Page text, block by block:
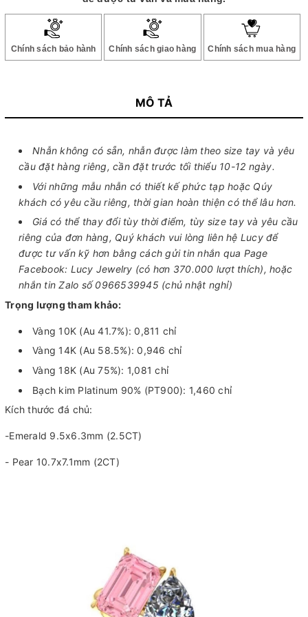
Chính sách bảo hành Chính sách giao hàng Chính sách mua hàng
MÔ TẢ
Nhẫn không có sẵn, nhẫn được làm theo size tay và yêu
cầu đặt hàng riêng, cần đặt trước tối thiểu 10-12 ngày.
Với những mẫu nhẫn có thiết kế phức tạp hoặc Qúy
khách có yêu cầu riêng, thời gian hoàn thiện có thể lâu hơn.
Giá có thể thay đổi tùy thời điểm, tùy size tay và yêu cầu
riêng của đơn hàng, Quý khách vui lòng liên hệ Lucy để
được tư vấn kỹ hơn bằng cách gửi tin nhắn qua Page
Facebook: Lucy Jewelry (có hơn 370.000 lượt thích), hoặc
nhắn tin Zalo số 0966539945 (chủ nhật nghỉ)
Trọng lượng tham khảo:
Vàng 10K (Au 41.7%): 0,811 chỉ
Vàng 14K (Au 58.5%): 0,946 chỉ
Vàng 18K (Au 75%): 1,081 chỉ
Bạch kim Platinum 90% (PT900): 1,460 chỉ
Kích thước đá chủ:
-Emerald 9.5x6.3mm (2.5CT)
- Pear 10.7x7.1mm (2CT)